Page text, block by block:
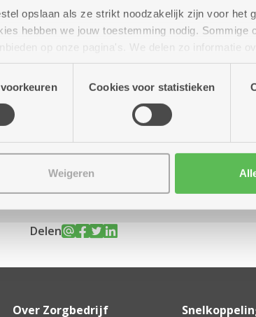
opslaan als ze strikt noodzakelijk zijn voor het
hebben we jouw toestemming nodig. Sommige
op onze pagina's. We delen zo informatie
media, advertenties en analyse. Deze
verstrekte.
Cookies voor statistieken
Weigeren
Delen
Over Zorgbedrijf